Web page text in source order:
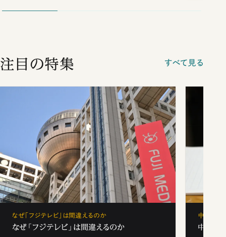
注目の特集 すべて見る
なぜ「フジテレビ」は間違えるのか
なぜ「フジテレビ」は間違えるのか
中学受験
中学受